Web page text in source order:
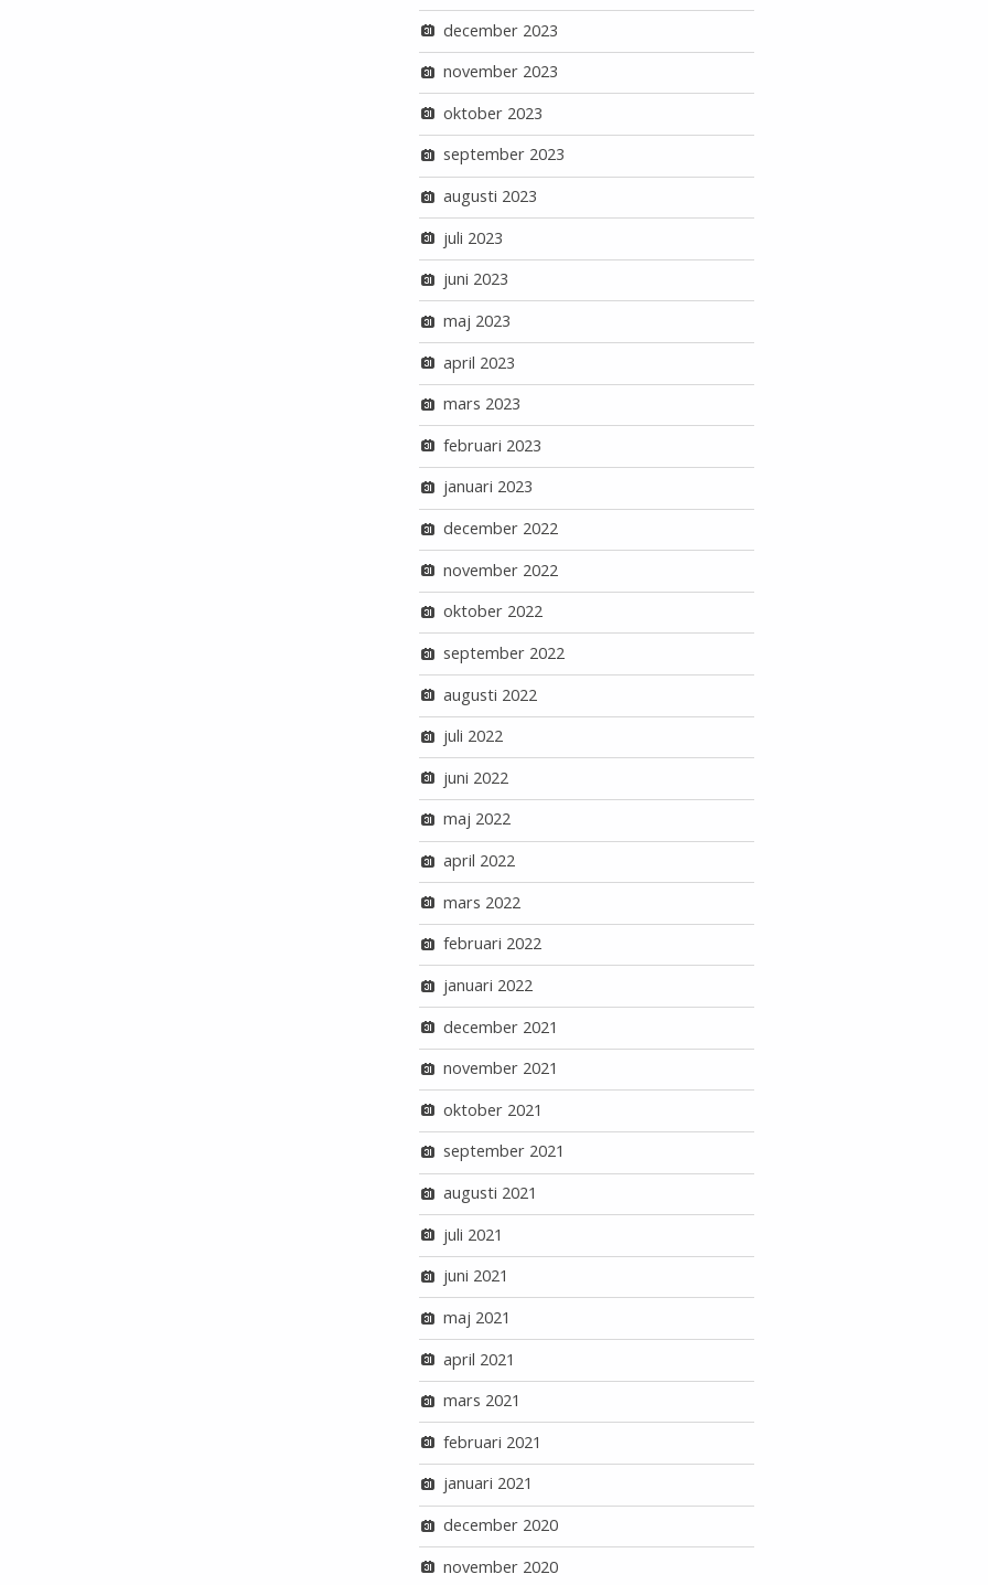
december 2023
november 2023
oktober 2023
september 2023
augusti 2023
juli 2023
juni 2023
maj 2023
april 2023
mars 2023
februari 2023
januari 2023
december 2022
november 2022
oktober 2022
september 2022
augusti 2022
juli 2022
juni 2022
maj 2022
april 2022
mars 2022
februari 2022
januari 2022
december 2021
november 2021
oktober 2021
september 2021
augusti 2021
juli 2021
juni 2021
maj 2021
april 2021
mars 2021
februari 2021
januari 2021
december 2020
november 2020